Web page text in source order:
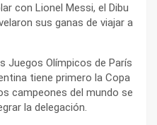
con Lionel Messi, el Dibu
sus ganas de viajar a
Juegos Olímpicos de París
tiene primero la Copa
campeones del mundo se
la delegación.